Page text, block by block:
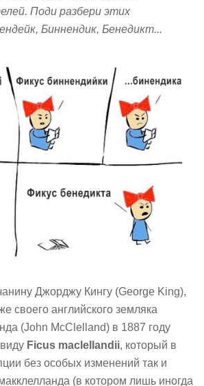
Поди разбери этих
Биннендик, Бенедикт...
Джорджу Кингу (George King),
своего английского земляка
(John McClelland) в 1887 году
Ficus maclellandii, который в
без особых изменений так и
(в котором лишь иногда